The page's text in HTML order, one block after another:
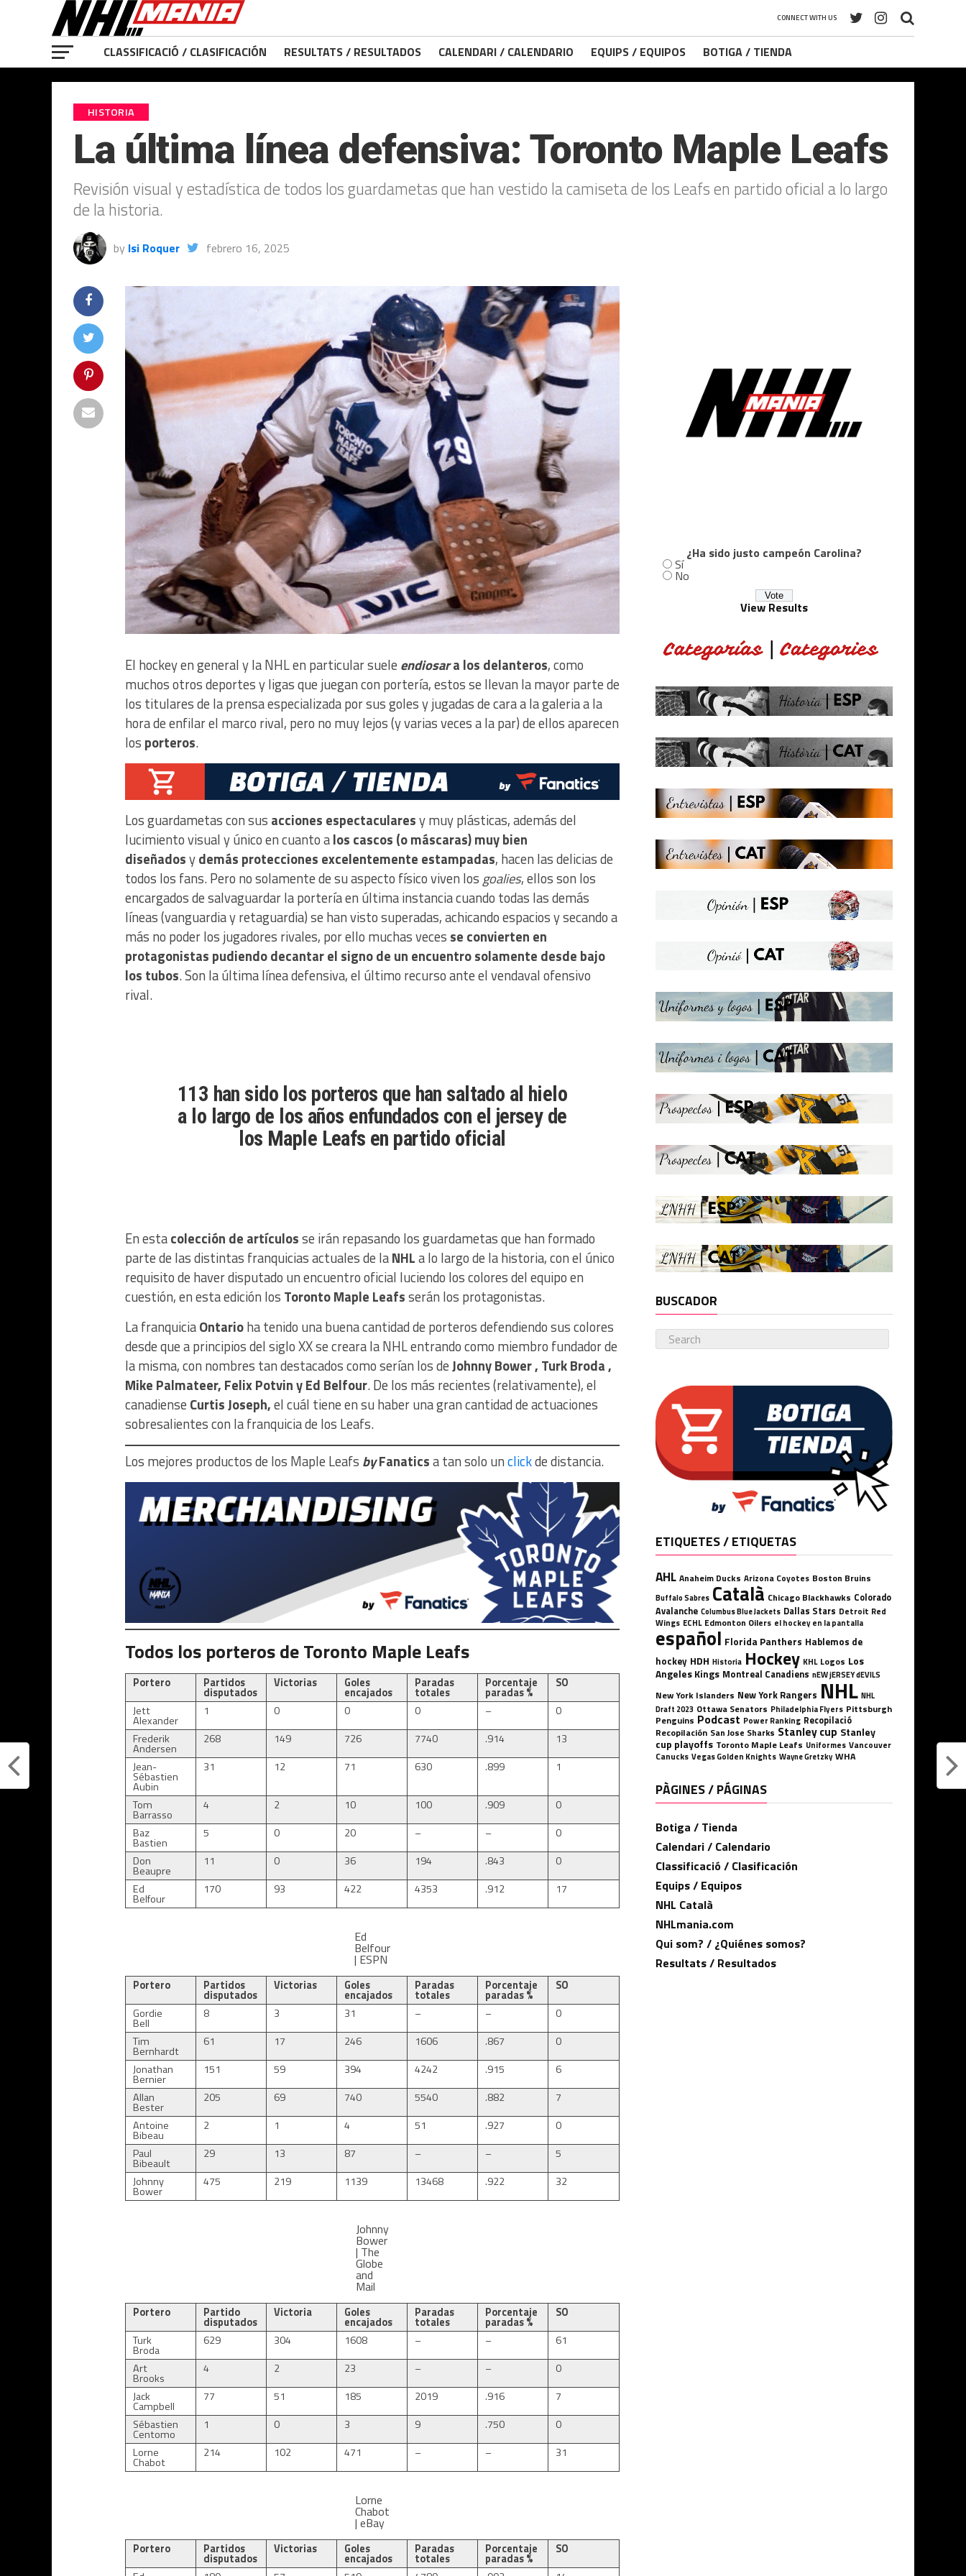
CONNECT WITH US
CLASSIFICACIÓ / CLASIFICACIÓN RESULTATS / RESULTADOS CALENDARI / CALENDARIO EQUIPS / EQUIPOS BOTIGA / TIENDA
HISTORIA
La última línea defensiva: Toronto Maple Leafs
Revisión visual y estadística de todos los guardametas que han vestido la camiseta de los Leafs en partido oficial a lo largo
de la historia.
by Isi Roquer febrero 16, 2025
El hockey en general y la NHL en particular suele endiosara los delanteros, como
muchos otros deportes y ligas que juegan con portería, estos se llevan la mayor parte de
los titulares de la prensa especializada por sus goles y jugadas de cara a la galeria a la
hora de enfilar el marco rival, pero no muy lejos (y varias veces a la par) de ellos aparecen
los porteros.
Los guardametas con sus acciones espectacularesy muy plásticas, además del
lucimiento visual y único en cuanto alos cascos (o máscaras) muy bien
diseñadosydemás protecciones excelentemente estampadas, hacen las delicias de
todos los fans. Pero no solamente de su aspecto físico viven los goalies, ellos son los
encargados de salvaguardar la portería en última instancia cuando todas las demás
líneas (vanguardia y retaguardia) se han visto superadas, achicando espacios y secando a
más no poder los jugadores rivales, por ello muchas veces se convierten en
protagonistas pudiendo decantar el signo de un encuentro solamente desde bajo
los tubos. Son la última línea defensiva, el último recurso ante el vendaval ofensivo
rival.
113 han sido los porteros que han saltado al hielo
a lo largo de los años enfundados con el jersey de
los Maple Leafs en partido oficial
En estacolección de artículosse irán repasando los guardametas que han formado
parte de las distintas franquicias actuales de laNHLa lo largo de la historia, con el único
requisito de haver disputado un encuentro oficial luciendo los colores del equipo en
cuestión, en esta edición los Toronto Maple Leafsserán los protagonistas.
La franquiciaOntarioha tenido una buena cantidad de porteros defendiendo sus colores
desde que a principios del siglo XX se creara la NHL entrando como miembro fundador de
la misma, con nombres tan destacados como serían los deJohnny Bower , Turk Broda ,
Mike Palmateer, Felix Potvin y Ed Belfour. De los más recientes (relativamente), el
canadiense Curtis Joseph,el cuál tiene en su haber una gran cantidad de actuaciones
sobresalientes con la franquicia de los Leafs.
Los mejores productos de los Maple Leafs byFanaticsa tan solo unclickde distancia.
Todos los porteros de Toronto Maple Leafs
Portero Partidos
disputados
Victorias Goles
encajados
Paradas
totales
Porcentaje
paradas %
SO
Jett
Alexander
1 0 0 0 –
0
Frederik
Andersen
268 149 726 7740 .914
13
Jean-
Sébastien
Aubin
31 12 71 630 .899 1
Tom
Barrasso
4 2 10 100 .909
0
Baz
Bastien
5 0 20 – –
0
Don
Beaupre
11 0 36 194 .843
0
Ed
Belfour
170 93 422 4353 .912 17
Ed
Belfour
| ESPN
Portero Partidos
disputados
Victorias Goles
encajados
Paradas
totales
Porcentaje
paradas %
SO
Gordie
Bell
8 3 31 – –
0
Tim
Bernhardt
61 17 246 1606 .867
0
Jonathan
Bernier
151 59 394 4242 .915
6
Allan
Bester
205 69 740 5540 .882
7
Antoine
Bibeau
2 1 4 51 .927
0
Paul
Bibeault
29 13 87 – –
5
Johnny
Bower
475 219 1139 13468 .922 32
Johnny
Bower
| The
Globe
and
Mail
Portero Partido
disputados
Victoria Goles
encajados
Paradas
totales
Porcentaje
paradas %
SO
Turk
Broda
629 304 1608 – –
61
Art
Brooks
4 2 23 – –
0
Jack
Campbell
77 51 185 2019 .916
7
Sébastien
Centomo
1 0 3 9 .750
0
Lorne
Chabot
214 102 471 – – 31
Lorne
Chabot
| eBay
Portero Partidos
disputados
Victorias Goles
encajados
Paradas
totales
Porcentaje
paradas %
SO
¿Ha sido justo campeón Carolina?
Sí
No
View Results
BUSCADOR
ETIQUETES / ETIQUETAS
AHL Anaheim Ducks Arizona Coyotes Boston Bruins
Buffalo Sabres Català Chicago Blackhawks Colorado
Avalanche Columbus Blue Jackets Dallas Stars Detroit Red
Wings ECHL Edmonton Oilers el hockey en la pantalla
español Florida Panthers Hablemos de
hockey HDH Historia Hockey KHL Logos Los
Angeles Kings Montreal Canadiens nEW jERSEY dEVILS
New York Islanders New York Rangers NHL NHL
Draft 2023 Ottawa Senators Philadelphia Flyers Pittsburgh
Penguins Podcast Power Ranking Recopilació
Recopilación San Jose Sharks Stanley cup Stanley
cup playoffs Toronto Maple Leafs Uniformes Vancouver
Canucks Vegas Golden Knights Wayne Gretzky WHA
PÀGINES / PÁGINAS
Botiga / Tienda
Calendari / Calendario
Classificació / Clasificación
Equips / Equipos
NHL Català
NHLmania.com
Qui som? / ¿Quiénes somos?
Resultats / Resultados